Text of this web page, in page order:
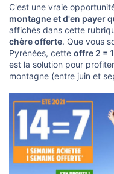
C'est une vraie
montagne et d'en payer
affichés dans cette
chère offerte. Que vous
Pyrénées, cette offre 2 = 1
est la solution pour
montagne (entre juin et